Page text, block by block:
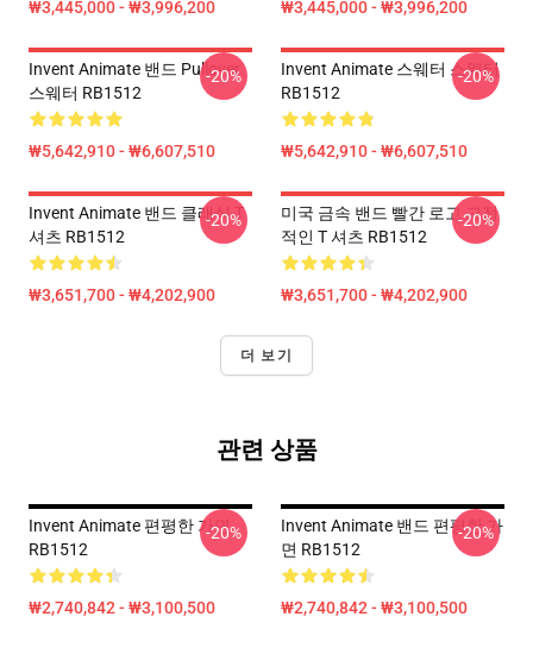
₩3,445,000 - ₩3,996,200 ₩3,445,000 - ₩3,996,200
Invent Animate 밴드 Pullover
스웨터 RB1512
₩5,642,910 - ₩6,607,510
-20%
Invent Animate 스웨터 스웨터
RB1512
₩5,642,910 - ₩6,607,510
-20%
Invent Animate 밴드 클래식 T
셔츠 RB1512
₩3,651,700 - ₩4,202,900
-20%
미국 금속 밴드 빨간 로고 고전
적인 T 셔츠 RB1512
₩3,651,700 - ₩4,202,900
-20%
더 보기
관련 상품
Invent Animate 편평한 가면
RB1512
₩2,740,842 - ₩3,100,500
-20%
Invent Animate 밴드 편평한 가
면 RB1512
₩2,740,842 - ₩3,100,500
-20%